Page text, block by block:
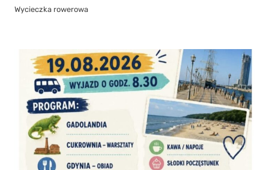
Wycieczka rowerowa